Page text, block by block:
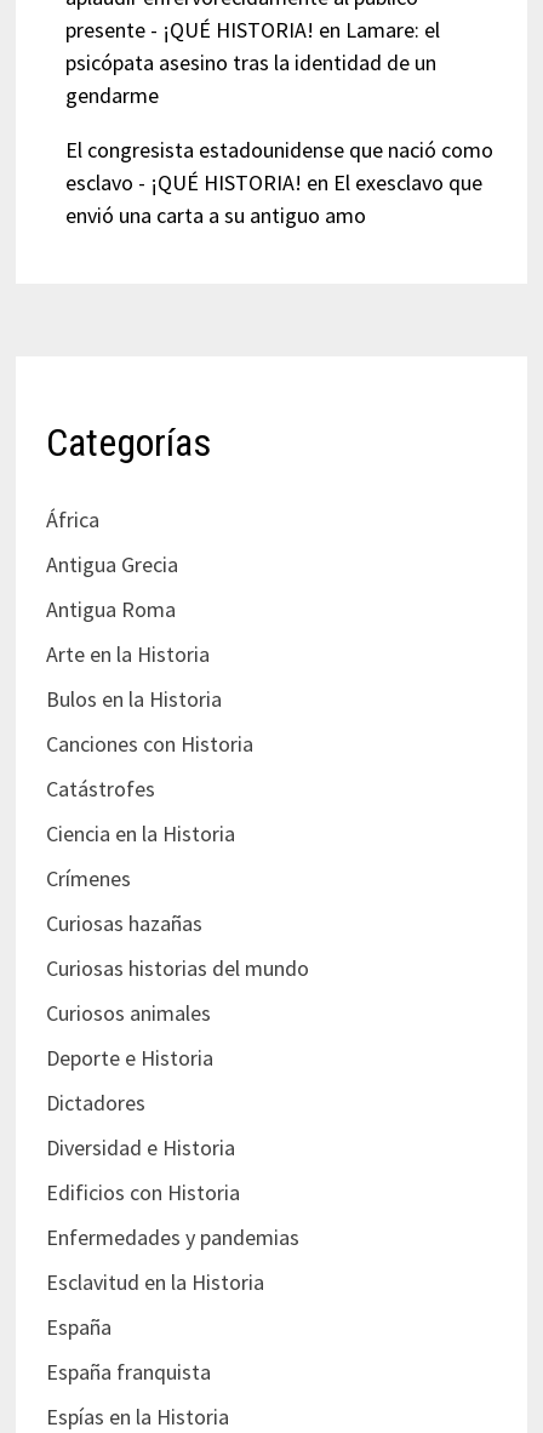
presente - ¡QUÉ HISTORIA! en Lamare: el
psicópata asesino tras la identidad de un
gendarme
El congresista estadounidense que nació como
esclavo - ¡QUÉ HISTORIA! en El exesclavo que
envió una carta a su antiguo amo
Categorías
África
Antigua Grecia
Antigua Roma
Arte en la Historia
Bulos en la Historia
Canciones con Historia
Catástrofes
Ciencia en la Historia
Crímenes
Curiosas hazañas
Curiosas historias del mundo
Curiosos animales
Deporte e Historia
Dictadores
Diversidad e Historia
Edificios con Historia
Enfermedades y pandemias
Esclavitud en la Historia
España
España franquista
Espías en la Historia